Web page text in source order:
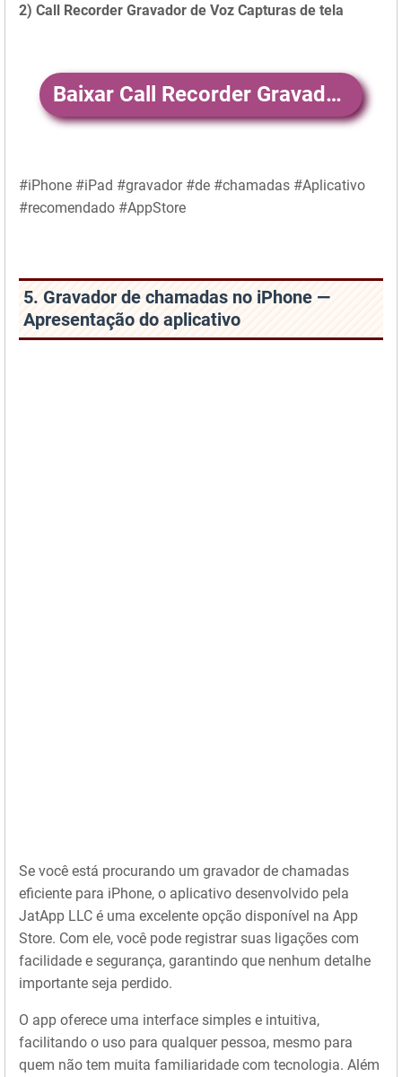
2) Call Recorder Gravador de Voz Capturas de tela
Baixar Call Recorder Gravador de Voz
#iPhone #iPad #gravador #de #chamadas #Aplicativo
#recomendado #AppStore
5. Gravador de chamadas no iPhone —
Apresentação do aplicativo
Se você está procurando um gravador de chamadas
eficiente para iPhone, o aplicativo desenvolvido pela
JatApp LLC é uma excelente opção disponível na App
Store. Com ele, você pode registrar suas ligações com
facilidade e segurança, garantindo que nenhum detalhe
importante seja perdido.
O app oferece uma interface simples e intuitiva,
facilitando o uso para qualquer pessoa, mesmo para
quem não tem muita familiaridade com tecnologia. Além